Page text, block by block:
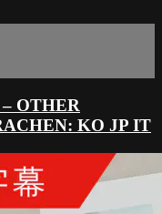
OTHER
KO JP IT